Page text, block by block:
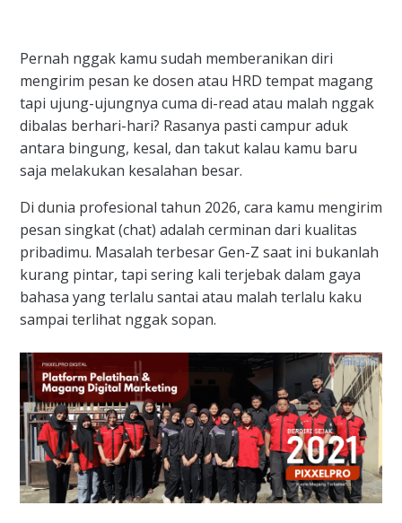
Pernah nggak kamu sudah memberanikan diri
mengirim pesan ke dosen atau HRD tempat magang
tapi ujung-ujungnya cuma di-read atau malah nggak
dibalas berhari-hari? Rasanya pasti campur aduk
antara bingung, kesal, dan takut kalau kamu baru
saja melakukan kesalahan besar.
Di dunia profesional tahun 2026, cara kamu mengirim
pesan singkat (chat) adalah cerminan dari kualitas
pribadimu. Masalah terbesar Gen-Z saat ini bukanlah
kurang pintar, tapi sering kali terjebak dalam gaya
bahasa yang terlalu santai atau malah terlalu kaku
sampai terlihat nggak sopan.